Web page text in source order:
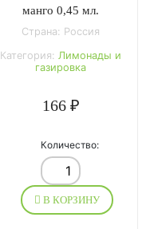
манго 0,45 мл.
Страна: Россия
Категория: Лимонады и
газировка
166 ₽
Количество:
В КОРЗИНУ